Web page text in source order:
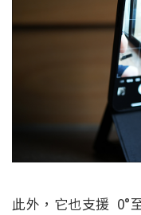
此外，它也支援 0°